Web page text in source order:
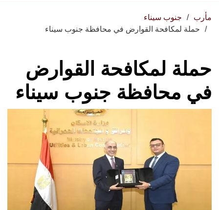
مأرب
جنوب سيناء
حملة لمكافحة القوارض في محافظة جنوب سيناء
حملة لمكافحة القوارض
في محافظة جنوب سيناء